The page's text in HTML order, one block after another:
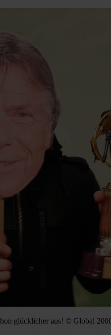
glücklicher aus! © Global